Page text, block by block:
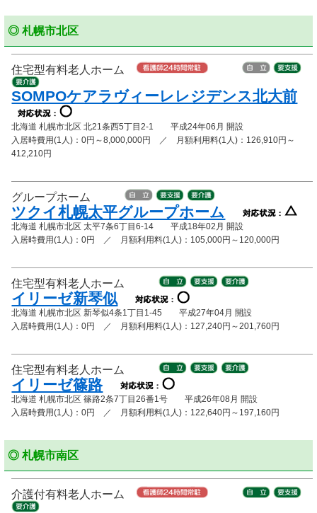
◎ 札幌市北区
住宅型有料老人ホーム
SOMPOケアラヴィーレレジデンス北大前
北海道 札幌市北区 北21条西5丁目2-1 平成24年06月 開設
入居時費用(1人)：0円～8,000,000円 ／ 月額利用料(1人)：126,910円～
412,210円
グループホーム
ツクイ札幌太平グループホーム
北海道 札幌市北区 太平7条6丁目6-14 平成18年02月 開設
入居時費用(1人)：0円 ／ 月額利用料(1人)：105,000円～120,000円
住宅型有料老人ホーム
イリーゼ新琴似
北海道 札幌市北区 新琴似4条1丁目1-45 平成27年04月 開設
入居時費用(1人)：0円 ／ 月額利用料(1人)：127,240円～201,760円
住宅型有料老人ホーム
イリーゼ篠路
北海道 札幌市北区 篠路2条7丁目26番1号 平成26年08月 開設
入居時費用(1人)：0円 ／ 月額利用料(1人)：122,640円～197,160円
◎ 札幌市南区
介護付有料老人ホーム